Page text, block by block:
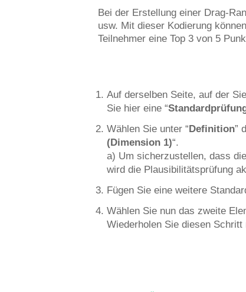
Bei der Erstellung einer Drag-
usw. Mit dieser Kodierung
Teilnehmer eine Top 3 von 5
Auf derselben Seite, auf der
Sie hier eine “
Wählen Sie unter “Definition”
(Dimension 1)“.
a) Um sicherzustellen, dass
wird die Plausibilitätsprüfung
Fügen Sie eine weitere
Wählen Sie nun das zweite
Wiederholen Sie diesen